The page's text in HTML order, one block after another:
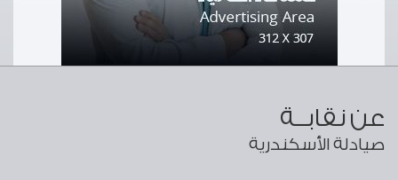
عن نقابــة
صيادلة الأسكندرية